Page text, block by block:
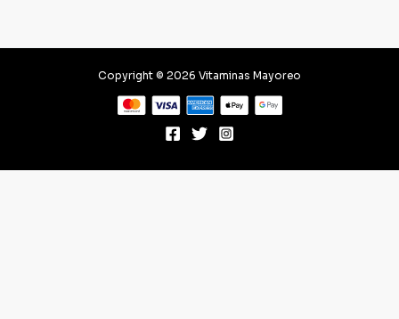
Copyright © 2026 Vitaminas Mayoreo